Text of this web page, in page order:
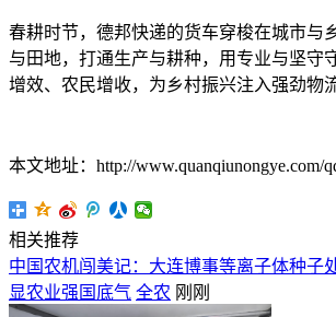
春耕时节，德邦快递的货车穿梭在城市与
与田地，打通生产与耕种，用专业与坚守
增效、农民增收，为乡村振兴注入强劲物
本文地址：http://www.quanqiunongye.com/
相关推荐
中国农机闯美记：大连博事等离子体种子
显农业强国底气 全农 刚刚